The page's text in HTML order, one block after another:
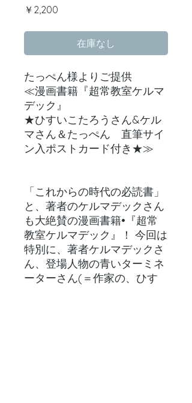
￥2,200
在庫なし
たっぺん様よりご提供
≪漫画書籍『超常教室ケルマ
デック』
★ひすいこたろうさん&ケル
マさん＆たっぺん 直筆サイ
ン入ポストカード付き★≫
「これからの時代の必読書」
と、著者のケルマデックさん
も大絶賛の漫画書籍•『超常
教室ケルマデック』！ 今回は
特別に、著者ケルマデックさ
ん、登場人物の青いターミネ
ーターさん(＝作家の、ひす